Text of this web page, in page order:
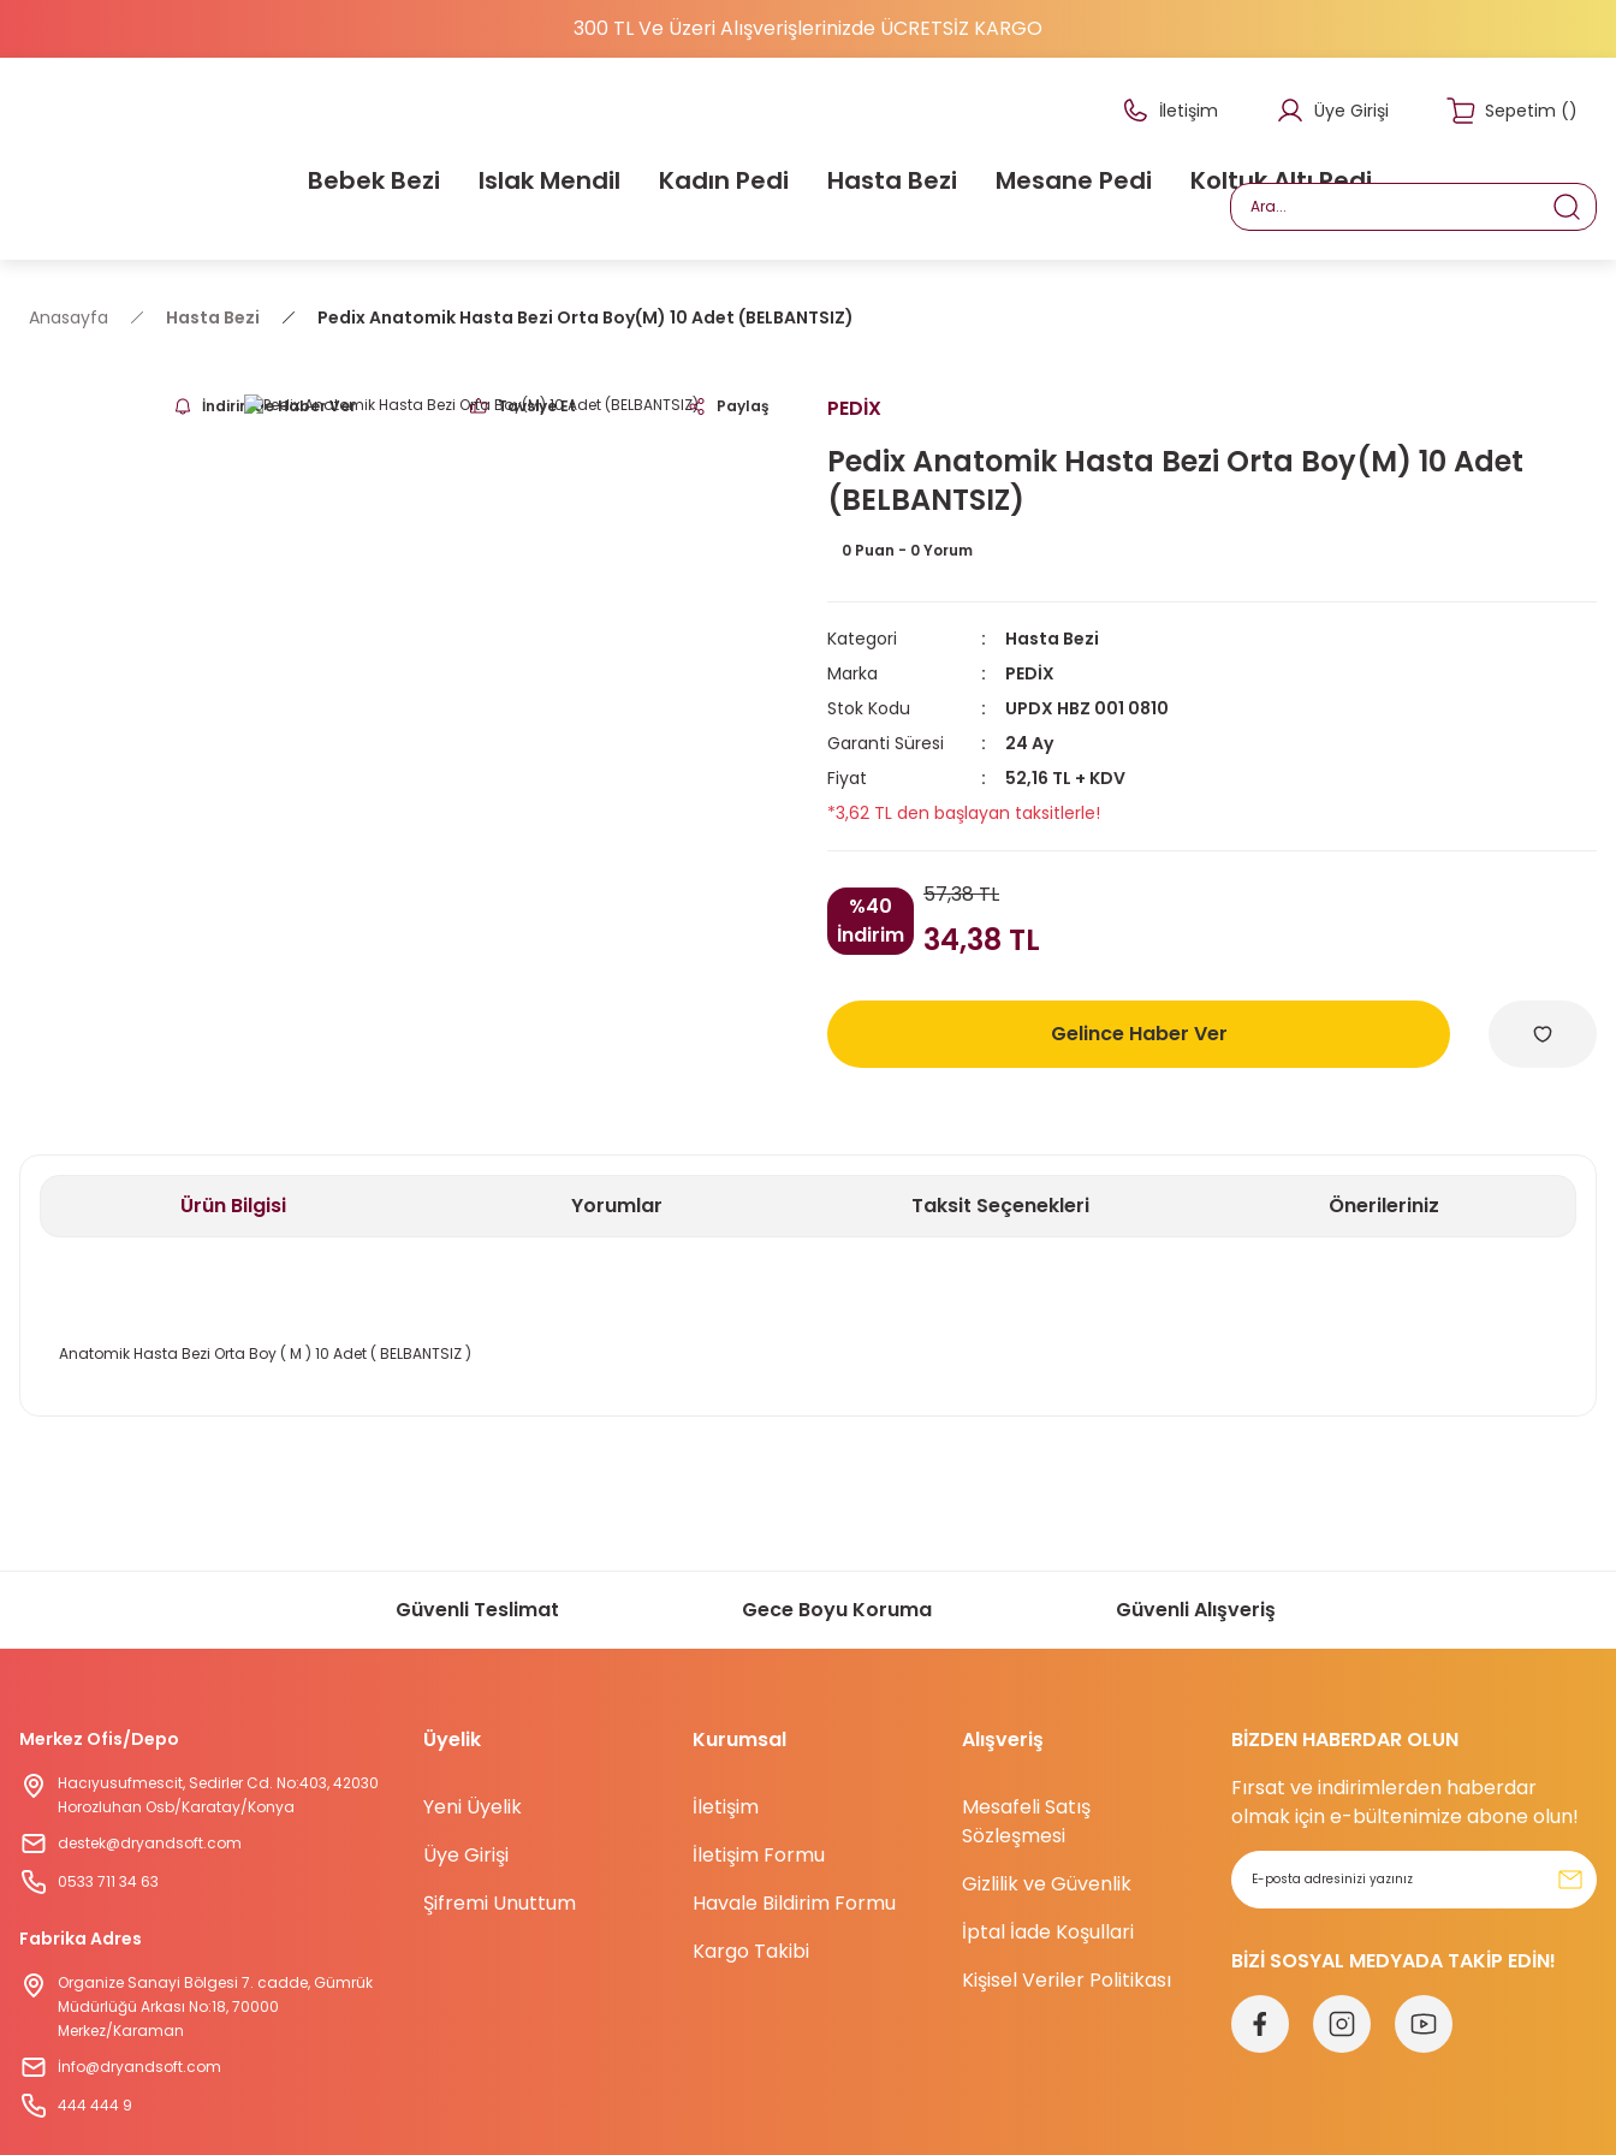
300 TL Ve Üzeri Alışverişlerinizde ÜCRETSİZ KARGO
İletişim Üye Girişi Sepetim ()
Bebek Bezi Islak Mendil Kadın Pedi Hasta Bezi Mesane Pedi Koltuk Altı Pedi
Anasayfa Hasta Bezi Pedix Anatomik Hasta Bezi Orta Boy(M) 10 Adet (BELBANTSIZ)
İndirimde Haber Ver Tavsiye Et Paylaş PEDİX
Pedix Anatomik Hasta Bezi Orta Boy(M) 10 Adet
(BELBANTSIZ)
0 Puan - 0 Yorum
Kategori
Hasta Bezi
Marka
PEDİX
Stok Kodu
UPDX HBZ 001 0810
Garanti Süresi
24 Ay
Fiyat
52,16 TL + KDV
*3,62 TL den başlayan taksitlerle!
%40
İndirim
57,38 TL
34,38 TL
Gelince Haber Ver
Ürün Bilgisi Yorumlar Taksit Seçenekleri Önerileriniz
Anatomik Hasta Bezi Orta Boy ( M ) 10 Adet ( BELBANTSIZ )
Güvenli Teslimat Gece Boyu Koruma Güvenli Alışveriş
Merkez Ofis/Depo
Hacıyusufmescit, Sedirler Cd. No:403, 42030
Horozluhan Osb/Karatay/Konya
destek@dryandsoft.com
0533 711 34 63
Fabrika Adres
Organize Sanayi Bölgesi 7. cadde, Gümrük
Müdürlüğü Arkası No:18, 70000
Merkez/Karaman
İnfo@dryandsoft.com
444 444 9
Üyelik
Yeni Üyelik
Üye Girişi
Şifremi Unuttum
Kurumsal
İletişim
İletişim Formu
Havale Bildirim Formu
Kargo Takibi
Alışveriş
Mesafeli Satış
Sözleşmesi
Gizlilik ve Güvenlik
İptal İade Koşullari
Kişisel Veriler Politikası
BİZDEN HABERDAR OLUN
Fırsat ve indirimlerden haberdar
olmak için e-bültenimize abone olun!
BİZİ SOSYAL MEDYADA TAKİP EDİN!